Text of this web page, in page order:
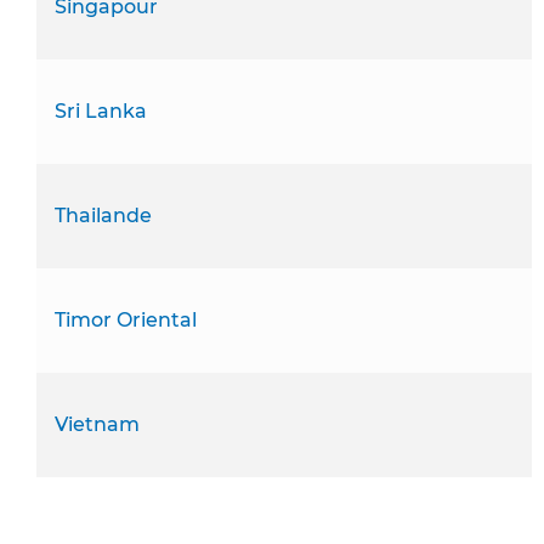
Singapour
Sri Lanka
Thailande
Timor Oriental
Vietnam